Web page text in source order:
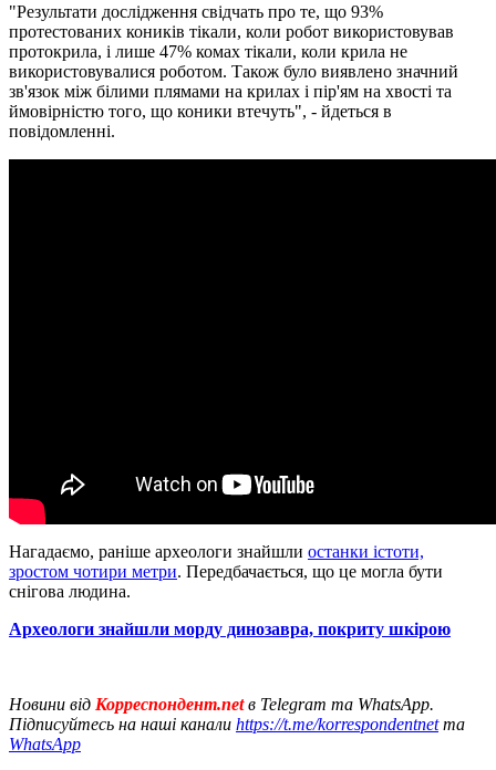
"Результати дослідження свідчать про те, що 93%
протестованих коників тікали, коли робот використовував
протокрила, і лише 47% комах тікали, коли крила не
використовувалися роботом. Також було виявлено значний
зв'язок між білими плямами на крилах і пір'ям на хвості та
ймовірністю того, що коники втечуть", - йдеться в
повідомленні.
Нагадаємо, раніше археологи знайшли останки істоти,
зростом чотири метри. Передбачається, що це могла бути
снігова людина.
Археологи знайшли морду динозавра, покриту шкірою
Новини від Корреспондент.netв Telegram та WhatsApp.
Підписуйтесь на наші канали https://t.me/korrespondentnetта
WhatsApp